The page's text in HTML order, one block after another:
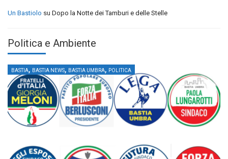
Un Bastiolo su Dopo la Notte dei Tamburi e delle Stelle
Politica e Ambiente
BASTIA, BASTIA NEWS, BASTIA UMBRA, POLITICA